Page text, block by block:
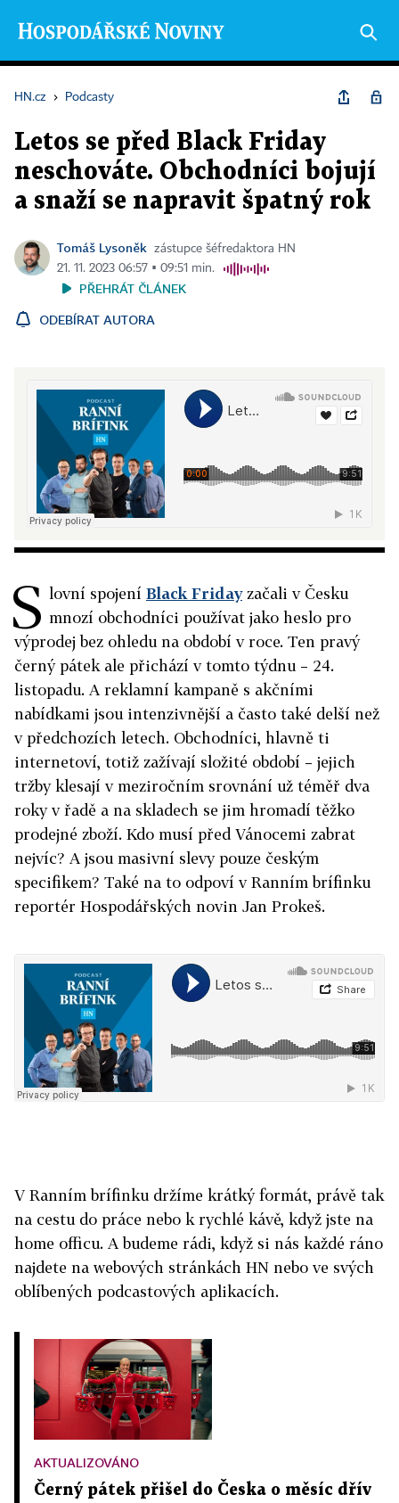
HN.cz › Podcasty
Letos se před Black Friday
neschováte. Obchodníci bojují
a snaží se napravit špatný rok
Tomáš Lysoněk
zástupce šéfredaktora HN
21. 11. 2023 06:57 ▪ 09:51 min.
PŘEHRÁT ČLÁNEK
ODEBÍRAT AUTORA
S lovní spojení Black Fridayzačali v Česku
mnozí obchodníci používat jako heslo pro
výprodej bez ohledu na období v roce. Ten pravý
černý pátek ale přichází v tomto týdnu – 24.
listopadu. A reklamní kampaně s akčními
nabídkami jsou intenzivnější a často také delší než
v předchozích letech. Obchodníci, hlavně ti
internetoví, totiž zažívají složité období – jejich
tržby klesají v meziročním srovnání už téměř dva
roky v řadě a na skladech se jim hromadí těžko
prodejné zboží. Kdo musí před Vánocemi zabrat
nejvíc? A jsou masivní slevy pouze českým
specifikem? Také na to odpoví v Ranním brífinku
reportér Hospodářských novin Jan Prokeš.
V Ranním brífinku držíme krátký formát, právě tak
na cestu do práce nebo k rychlé kávě, když jste na
home officu. A budeme rádi, když si nás každé ráno
najdete na webových stránkách HN nebo ve svých
oblíbených podcastových aplikacích.
AKTUALIZOVÁNO
Černý pátek přišel do Česka o měsíc dřív